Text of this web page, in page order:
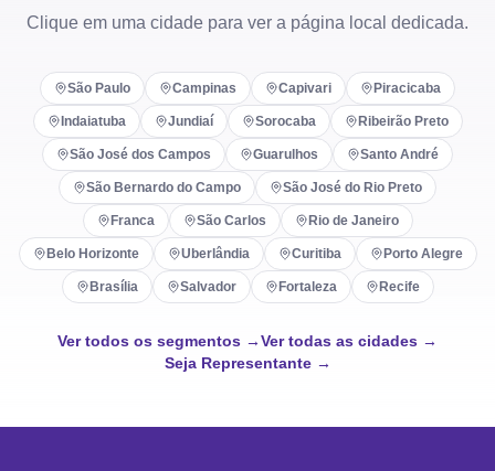
Clique em uma cidade para ver a página local dedicada.
São Paulo Campinas Capivari Piracicaba
Indaiatuba Jundiaí Sorocaba Ribeirão Preto
São José dos Campos Guarulhos Santo André
São Bernardo do Campo São José do Rio Preto
Franca São Carlos Rio de Janeiro
Belo Horizonte Uberlândia Curitiba Porto Alegre
Brasília Salvador Fortaleza Recife
Ver todos os segmentos →Ver todas as cidades →
Seja Representante →